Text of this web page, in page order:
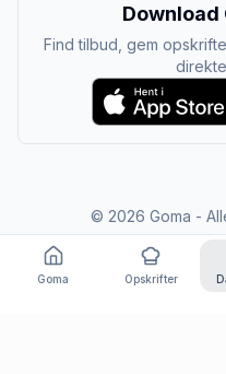
Download
Find tilbud, gem
© 2026 Goma -
Goma Opskrifter